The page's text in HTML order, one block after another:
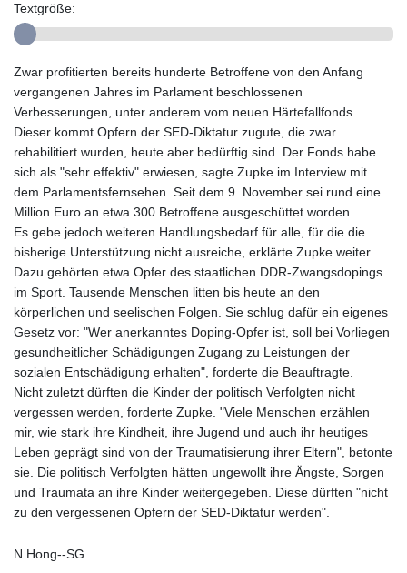
Textgröße:
Zwar profitierten bereits hunderte Betroffene von den Anfang
vergangenen Jahres im Parlament beschlossenen
Verbesserungen, unter anderem vom neuen Härtefallfonds.
Dieser kommt Opfern der SED-Diktatur zugute, die zwar
rehabilitiert wurden, heute aber bedürftig sind. Der Fonds habe
sich als "sehr effektiv" erwiesen, sagte Zupke im Interview mit
dem Parlamentsfernsehen. Seit dem 9. November sei rund eine
Million Euro an etwa 300 Betroffene ausgeschüttet worden.
Es gebe jedoch weiteren Handlungsbedarf für alle, für die die
bisherige Unterstützung nicht ausreiche, erklärte Zupke weiter.
Dazu gehörten etwa Opfer des staatlichen DDR-Zwangsdopings
im Sport. Tausende Menschen litten bis heute an den
körperlichen und seelischen Folgen. Sie schlug dafür ein eigenes
Gesetz vor: "Wer anerkanntes Doping-Opfer ist, soll bei Vorliegen
gesundheitlicher Schädigungen Zugang zu Leistungen der
sozialen Entschädigung erhalten", forderte die Beauftragte.
Nicht zuletzt dürften die Kinder der politisch Verfolgten nicht
vergessen werden, forderte Zupke. "Viele Menschen erzählen
mir, wie stark ihre Kindheit, ihre Jugend und auch ihr heutiges
Leben geprägt sind von der Traumatisierung ihrer Eltern", betonte
sie. Die politisch Verfolgten hätten ungewollt ihre Ängste, Sorgen
und Traumata an ihre Kinder weitergegeben. Diese dürften "nicht
zu den vergessenen Opfern der SED-Diktatur werden".
N.Hong--SG